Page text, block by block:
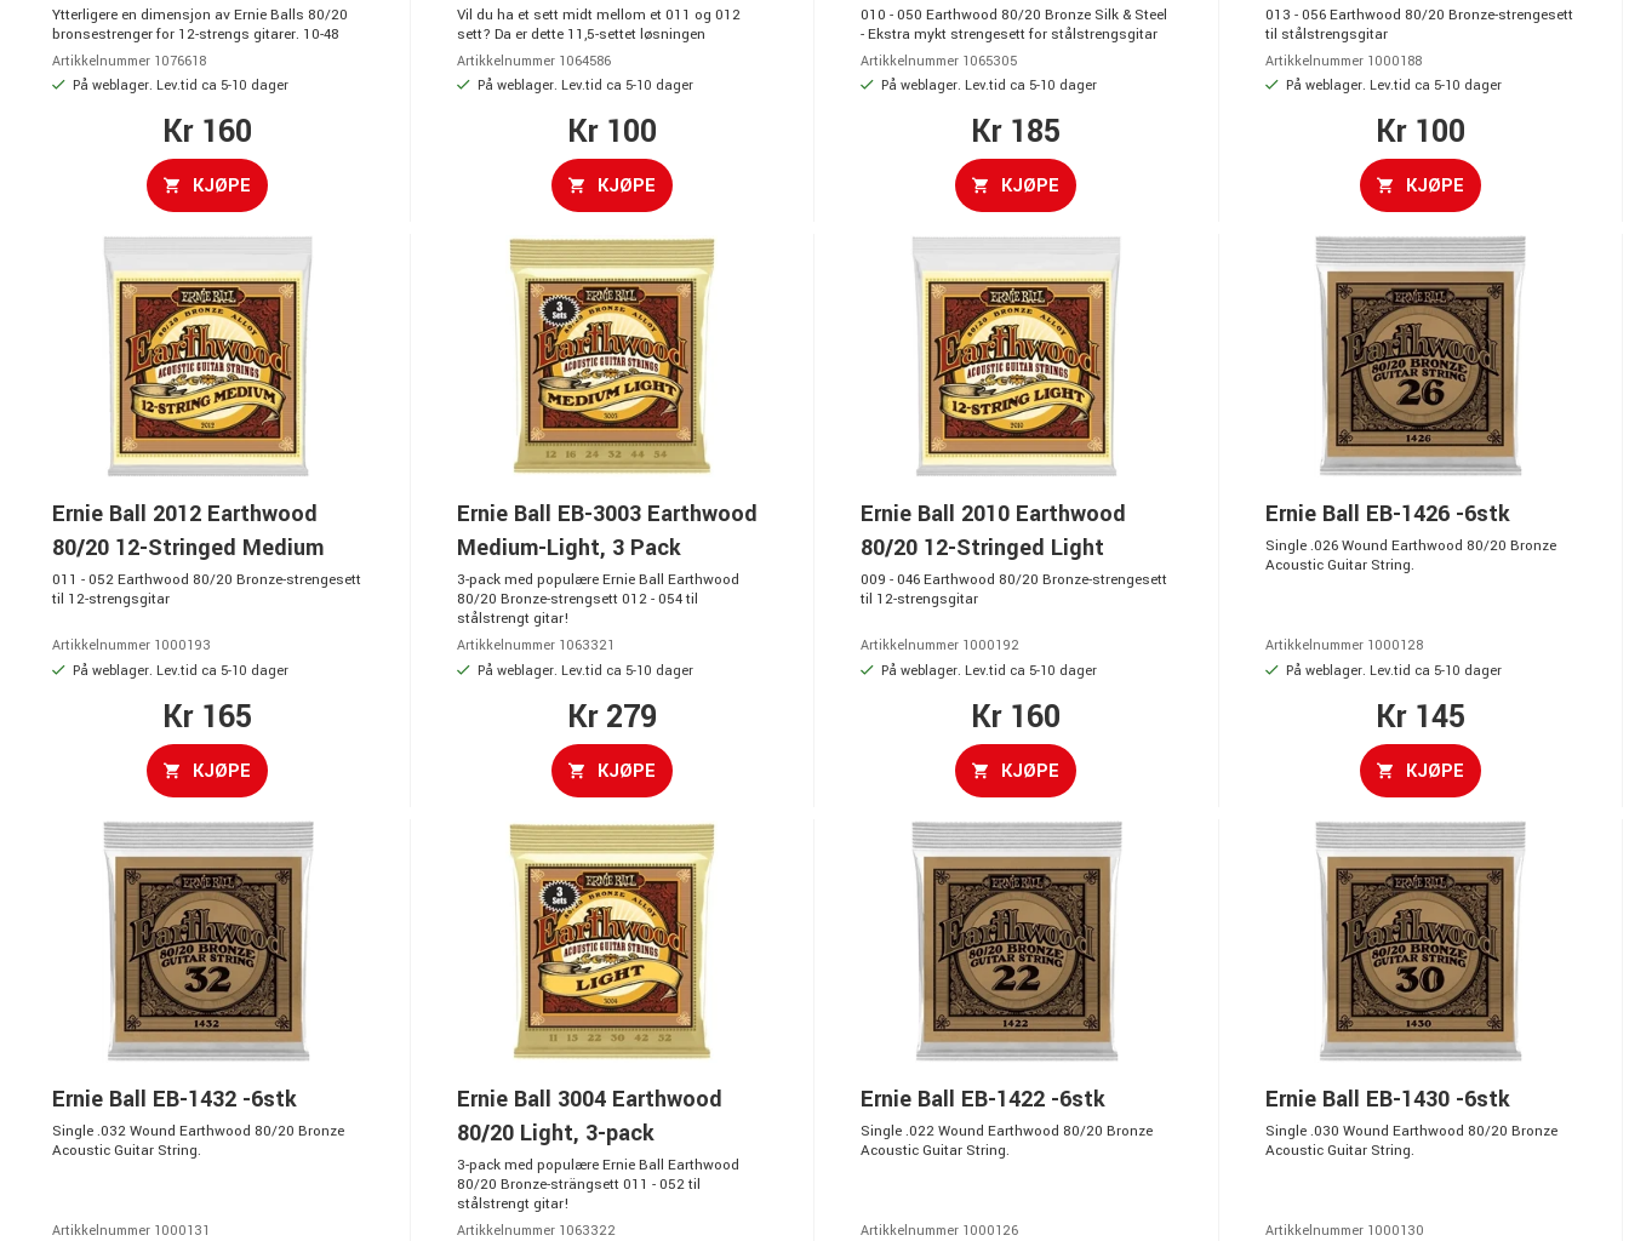
Ytterligere en dimensjon av Ernie Balls 80/20
bronsestrenger for 12-strengs gitarer. 10-48
Artikkelnummer 1076618
På weblager. Lev.tid ca 5-10 dager
Kr 160
KJØPE
Vil du ha et sett midt mellom et 011 og 012
sett? Da er dette 11,5-settet løsningen
Artikkelnummer 1064586
På weblager. Lev.tid ca 5-10 dager
Kr 100
KJØPE
010 - 050 Earthwood 80/20 Bronze Silk & Steel
- Ekstra mykt strengesett for stålstrengsgitar
Artikkelnummer 1065305
På weblager. Lev.tid ca 5-10 dager
Kr 185
KJØPE
013 - 056 Earthwood 80/20 Bronze-strengesett
til stålstrengsgitar
Artikkelnummer 1000188
På weblager. Lev.tid ca 5-10 dager
Kr 100
KJØPE
Ernie Ball 2012 Earthwood
80/20 12-Stringed Medium
011 - 052 Earthwood 80/20 Bronze-strengesett
til 12-strengsgitar
Artikkelnummer 1000193
På weblager. Lev.tid ca 5-10 dager
Kr 165
KJØPE
Ernie Ball EB-3003 Earthwood
Medium-Light, 3 Pack
3-pack med populære Ernie Ball Earthwood
80/20 Bronze-strengsett 012 - 054 til
stålstrengt gitar!
Artikkelnummer 1063321
På weblager. Lev.tid ca 5-10 dager
Kr 279
KJØPE
Ernie Ball 2010 Earthwood
80/20 12-Stringed Light
009 - 046 Earthwood 80/20 Bronze-strengesett
til 12-strengsgitar
Artikkelnummer 1000192
På weblager. Lev.tid ca 5-10 dager
Kr 160
KJØPE
Ernie Ball EB-1426 -6stk
Single .026 Wound Earthwood 80/20 Bronze
Acoustic Guitar String.
Artikkelnummer 1000128
På weblager. Lev.tid ca 5-10 dager
Kr 145
KJØPE
Ernie Ball EB-1432 -6stk
Single .032 Wound Earthwood 80/20 Bronze
Acoustic Guitar String.
Artikkelnummer 1000131
Ernie Ball 3004 Earthwood
80/20 Light, 3-pack
3-pack med populære Ernie Ball Earthwood
80/20 Bronze-strängsett 011 - 052 til
stålstrengt gitar!
Artikkelnummer 1063322
Ernie Ball EB-1422 -6stk
Single .022 Wound Earthwood 80/20 Bronze
Acoustic Guitar String.
Artikkelnummer 1000126
Ernie Ball EB-1430 -6stk
Single .030 Wound Earthwood 80/20 Bronze
Acoustic Guitar String.
Artikkelnummer 1000130